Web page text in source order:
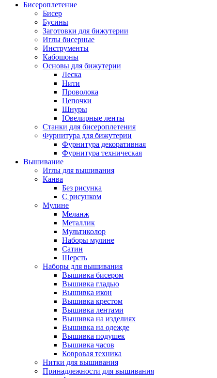
Бисероплетение
Бисер
Бусины
Заготовки для бижутерии
Иглы бисерные
Инструменты
Кабошоны
Основы для бижутерии
Леска
Нити
Проволока
Цепочки
Шнуры
Ювелирные ленты
Станки для бисероплетения
Фурнитура для бижутерии
Фурнитура декоративная
Фурнитура техническая
Вышивание
Иглы для вышивания
Канва
Без рисунка
С рисунком
Мулине
Меланж
Металлик
Мультиколор
Наборы мулине
Сатин
Шерсть
Наборы для вышивания
Вышивка бисером
Вышивка гладью
Вышивка икон
Вышивка крестом
Вышивка лентами
Вышивка на изделиях
Вышивка на одежде
Вышивка подушек
Вышивка часов
Ковровая техника
Нитки для вышивания
Принадлежности для вышивания